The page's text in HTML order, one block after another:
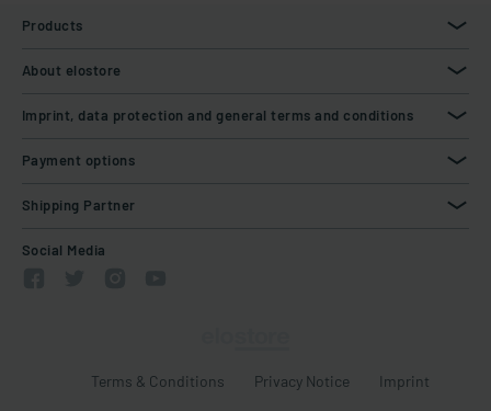
Products
About elostore
Imprint, data protection and general terms and conditions
Payment options
Shipping Partner
Social Media
Terms & Conditions Privacy Notice Imprint